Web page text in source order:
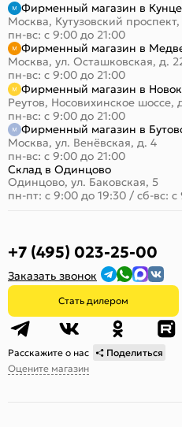
Фирменный магазин в
Москва, Кутузовский
пн-вс: с 9:00 до 21:00
Фирменный магазин в
Москва, ул. Осташковская, д.
пн-вс: с 9:00 до 21:00
Фирменный магазин в
Реутов, Носовихинское шоссе,
пн-вс: с 9:00 до 21:00
Фирменный магазин в
Москва, ул. Венёвская, д. 4
пн-вс: с 9:00 до 21:00
Склад в Одинцово
Одинцово, ул. Баковская, 5
пн-пт: с 9:00 до 19:30 / сб-вс:
+7 (495) 023-25-00
Заказать звонок
Стать дилером
Расскажите о нас
Поделиться
Оцените магазин